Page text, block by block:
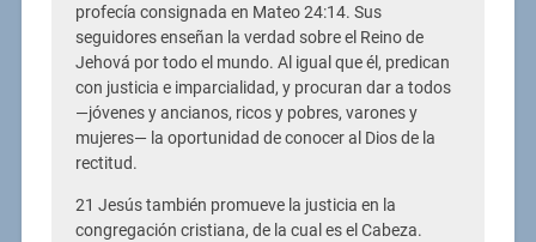
profecía consignada en Mateo 24:14. Sus
seguidores enseñan la verdad sobre el Reino de
Jehová por todo el mundo. Al igual que él, predican
con justicia e imparcialidad, y procuran dar a todos
—jóvenes y ancianos, ricos y pobres, varones y
mujeres— la oportunidad de conocer al Dios de la
rectitud.
21 Jesús también promueve la justicia en la
congregación cristiana, de la cual es el Cabeza.